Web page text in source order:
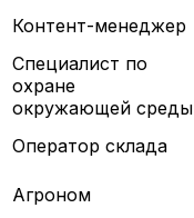
Контент-менеджер
Специалист по
охране
окружающей среды
Оператор склада
Агроном